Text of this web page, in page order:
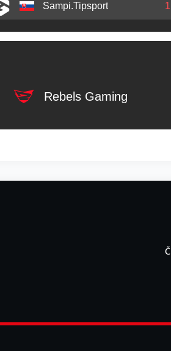
Sampi.Tipsport 1
Rebels Gaming